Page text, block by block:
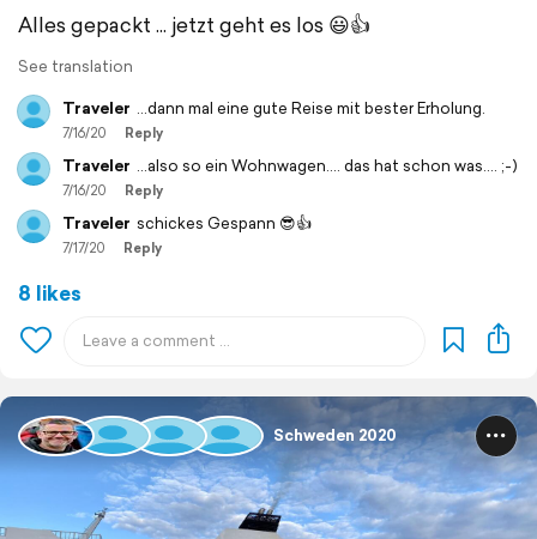
Alles gepackt ... jetzt geht es los 😃👍
See translation
Traveler ...dann mal eine gute Reise mit bester Erholung.
7/16/20 Reply
Traveler ...also so ein Wohnwagen.... das hat schon was.... ;-)
7/16/20 Reply
Traveler schickes Gespann 😎👍
7/17/20 Reply
8 likes
Schweden 2020